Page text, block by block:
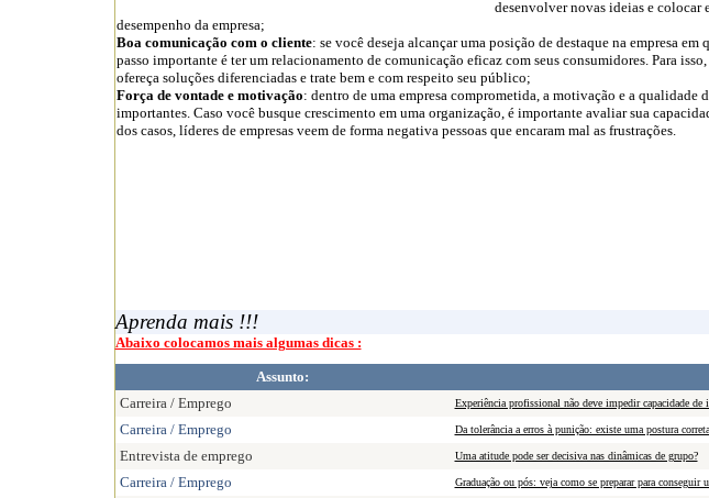
desenvolver novas ideias e colocar
desempenho da empresa;
Boa comunicação com o cliente: se você deseja alcançar uma posição de destaque na empresa em
passo importante é ter um relacionamento de comunicação eficaz com seus consumidores. Para
ofereça soluções diferenciadas e trate bem e com respeito seu público;
Força de vontade e motivação: dentro de uma empresa comprometida, a motivação e a qualidade
importantes. Caso você busque crescimento em uma organização, é importante avaliar sua
dos casos, líderes de empresas veem de forma negativa pessoas que encaram mal as frustrações.
Aprenda mais !!!
Abaixo colocamos mais algumas dicas :
Assunto:
Carreira / Emprego
Experiência profissional não deve impedir capacidade de
Carreira / Emprego Da tolerância a erros à punição: existe uma postura
Entrevista de emprego Uma atitude pode ser decisiva nas dinâmicas de grupo?
Carreira / Emprego Graduação ou pós: veja como se preparar para conseguir